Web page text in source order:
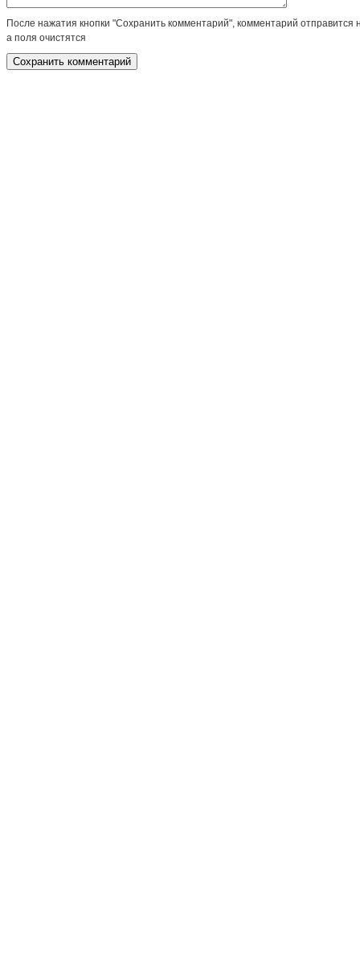
После нажатия кнопки "Сохранить комментарий", комментарий отправится
а поля очистятся